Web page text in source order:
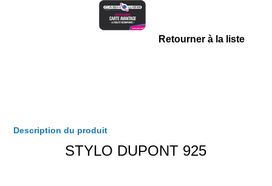
Retourner à la liste
Description du produit
STYLO DUPONT 925